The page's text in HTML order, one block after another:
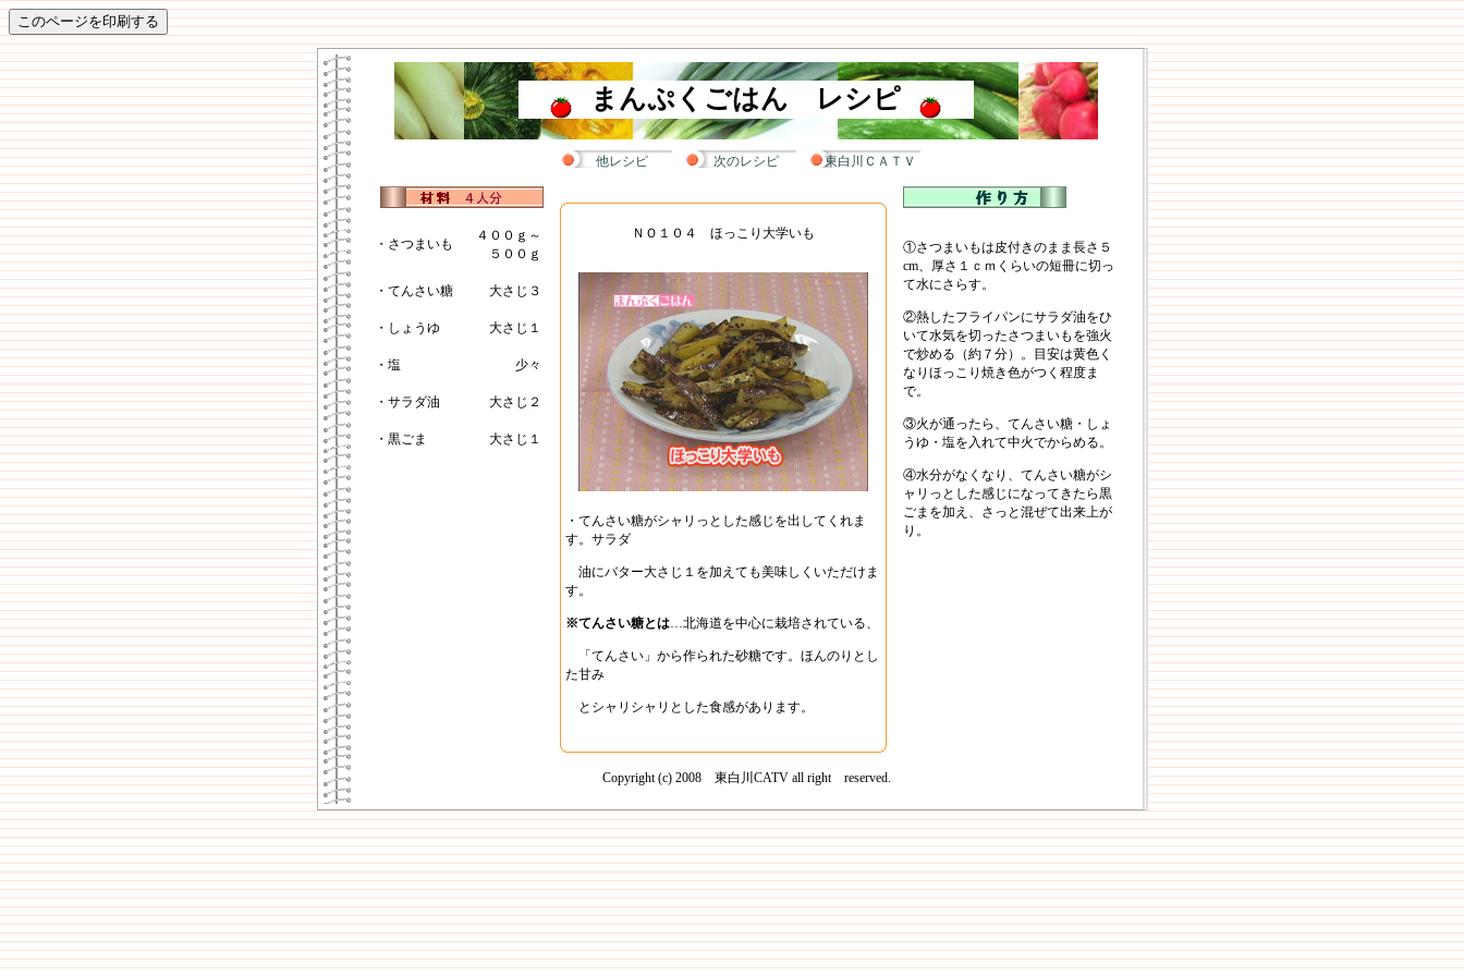
まんぷくごはん レシピ
他レシピ 次のレシピ 東白川ＣＡＴＶ
・さつまいも
４００ｇ～
５００ｇ
・てんさい糖 大さじ３
・しょうゆ 大さじ１
・塩 少々
・サラダ油 大さじ２
・黒ごま 大さじ１
ＮＯ１０４ ほっこり大学いも
・てんさい糖がシャリっとした感じを出してくれま
す。サラダ
油にバター大さじ１を加えても美味しくいただけま
す。
※てんさい糖とは…北海道を中心に栽培されている、
「てんさい」から作られた砂糖です。ほんのりとし
た甘み
とシャリシャリとした食感があります。
①さつまいもは皮付きのまま長さ５
cm、厚さ１ｃｍくらいの短冊に切っ
て水にさらす。
②熱したフライパンにサラダ油をひ
いて水気を切ったさつまいもを強火
で炒める（約７分）。目安は黄色く
なりほっこり焼き色がつく程度ま
で。
③火が通ったら、てんさい糖・しょ
うゆ・塩を入れて中火でからめる。
④水分がなくなり、てんさい糖がシ
ャリっとした感じになってきたら黒
ごまを加え、さっと混ぜて出来上が
り。
Copyright (c) 2008 東白川CATV all right reserved.